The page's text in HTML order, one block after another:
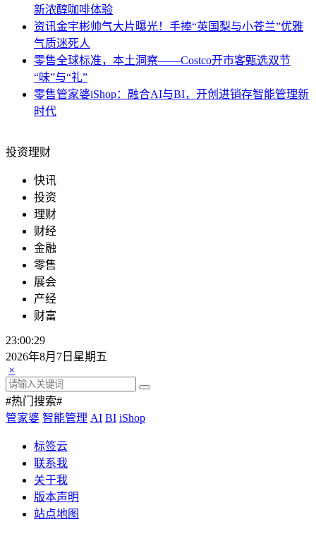
新浓醇咖啡体验
资讯金宇彬帅气大片曝光！手捧“英国梨与小苍兰”优雅
气质迷死人
零售全球标准，本土洞察——Costco开市客甄选双节
“味”与“礼”
零售管家婆iShop：融合AI与BI，开创进销存智能管理新
时代
投资理财
快讯
投资
理财
财经
金融
零售
展会
产经
财富
23:00:31
2026年8月7日星期五
×
#热门搜索#
管家婆 智能管理 AI BI iShop
标签云
联系我
关于我
版本声明
站点地图